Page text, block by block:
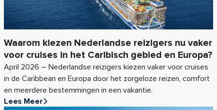
Waarom kiezen Nederlandse reizigers nu vaker
voor cruises in het Caribisch gebied en Europa?
April 2026 – Nederlandse reizigers kiezen vaker voor cruises
in de Caribbean en Europa door het zorgeloze reizen, comfort
en meerdere bestemmingen in een vakantie.
Lees Meer